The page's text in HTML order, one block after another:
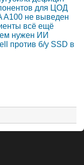
для ЦОД
A100 не выведен
всё ещё
нужен ИИ
против б/у SSD в